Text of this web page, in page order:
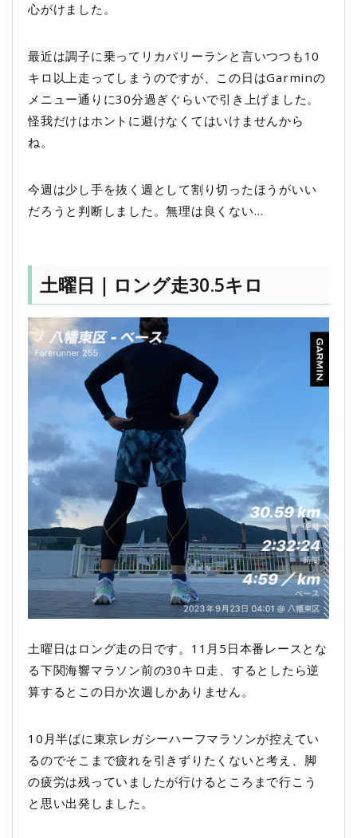
心がけました。
最近は調子に乗ってリカバリーランと言いつつも10
キロ以上走ってしまうのですが、この日はGarminの
メニュー通りに30分過ぎぐらいで引き上げました。
怪我だけはホントに避けなくてはいけませんから
ね。
今週は少し手を抜く週として割り切ったほうがいい
だろうと判断しました。無理は良くない…
土曜日｜ロング走30.5キロ
土曜日はロング走の日です。11月5日本番レースとな
る下関海響マラソン前の30キロ走、するとしたら逆
算するとこの日か次週しかありません。
10月半ばに東京レガシーハーフマラソンが控えてい
るのでそこまで疲れを引きずりたくないと考え、脚
の疲労は残っていましたが行けるところまで行こう
と思い出発しました。